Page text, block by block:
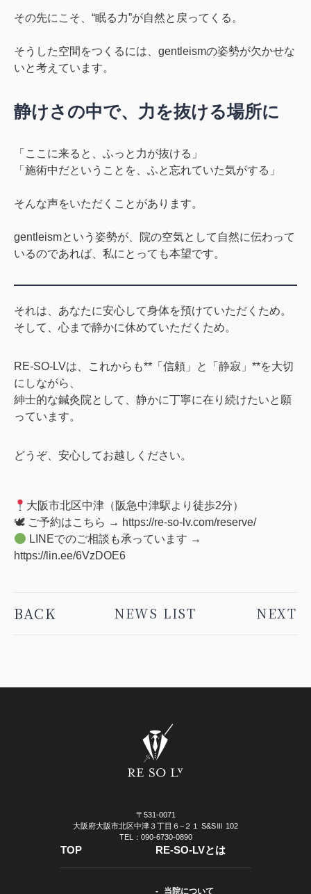
その先にこそ、“眠る力”が自然と戻ってくる。
そうした空間をつくるには、gentleismの姿勢が欠かせな
いと考えています。
静けさの中で、力を抜ける場所に
「ここに来ると、ふっと力が抜ける」
「施術中だということを、ふと忘れていた気がする」
そんな声をいただくことがあります。
gentleismという姿勢が、院の空気として自然に伝わって
いるのであれば、私にとっても本望です。
それは、あなたに安心して身体を預けていただくため。
そして、心まで静かに休めていただくため。
RE-SO-LVは、これからも**「信頼」と「静寂」**を大切
にしながら、
紳士的な鍼灸院として、静かに丁寧に在り続けたいと願
っています。
どうぞ、安心してお越しください。
大阪市北区中津（阪急中津駅より徒歩2分）
🕊 ご予約はこちら → https://re-so-lv.com/reserve/
LINEでのご相談も承っています →
https://lin.ee/6VzDOE6
BACK NEWS LIST NEXT
〒531-0071
大阪府大阪市北区中津３丁目６−２１ S&SⅢ 102
TEL：090-6730-0890
TOP RE-SO-LVとは
当院について